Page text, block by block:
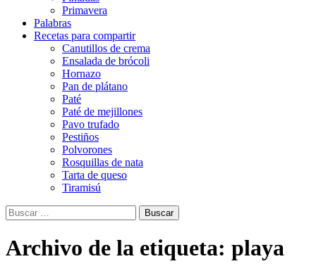
Primavera
Palabras
Recetas para compartir
Canutillos de crema
Ensalada de brócoli
Hornazo
Pan de plátano
Paté
Paté de mejillones
Pavo trufado
Pestiños
Polvorones
Rosquillas de nata
Tarta de queso
Tiramisú
Buscar:
Archivo de la etiqueta: playa